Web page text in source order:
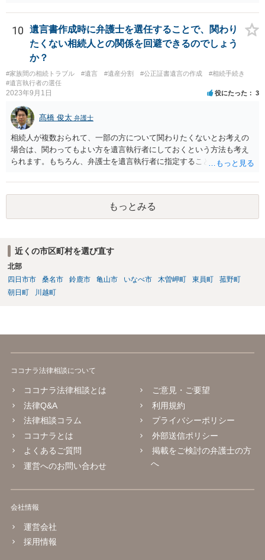
誘導しかしてこないと思います。
10
遺言書作成時に弁護士を選任することで、関わり
たくない相続人との関係を回避できるのでしょう
か？
#家族間の相続トラブル #遺言 #遺産分割 #公正証書遺言の作成
#相続手続き
#遺言執行者の選任
2023年9月1日 役にたった 3
髙橋 俊太 弁護士
相続人が複数おられて、一部の方について関わりたくないとお考えの
場合は、関わってもよい方を遺言執行者にしておくという方法も考え
られます。もちろん、弁護士を遺言執行者に指定することもできます
方に再委任の権限を付与しておくという方法もあります。 一度、弁護
士に直接ご相談されることをお勧めいたします。
もっとみる
近くの市区町村を選び直す
北部
四日市市
桑名市 鈴鹿市 亀山市 いなべ市 木曽岬町 東員町
菰野町
朝日町
川越町
ココナラ法律相談について
ココナラ法律相談とは
法律Q&A
法律相談コラム
ココナラとは
よくあるご質問
運営へのお問い合わせ
ご意見・ご要望
利用規約
プライバシーポリシー
外部送信ポリシー
掲載をご検討の弁護士の方
へ
会社情報
運営会社
採用情報